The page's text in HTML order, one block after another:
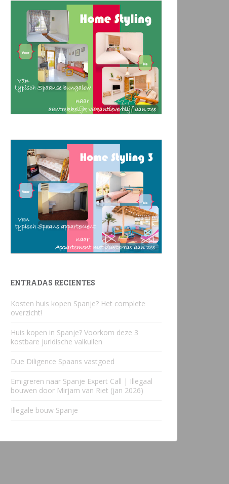
ENTRADAS RECIENTES
Kosten huis kopen Spanje? Het complete
overzicht!
Huis kopen in Spanje? Voorkom deze 3
kostbare juridische valkuilen
Due Diligence Spaans vastgoed
Emigreren naar Spanje Expert Call | Illegaal
bouwen door Mirjam van Riet (jan 2026)
Illegale bouw Spanje